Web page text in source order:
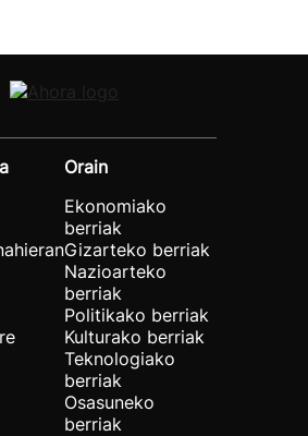
Orain
Ekonomiako
berriak
Gizarteko berriak
Nazioarteko
berriak
Politikako berriak
Kulturako berriak
Teknologiako
berriak
Osasuneko
berriak